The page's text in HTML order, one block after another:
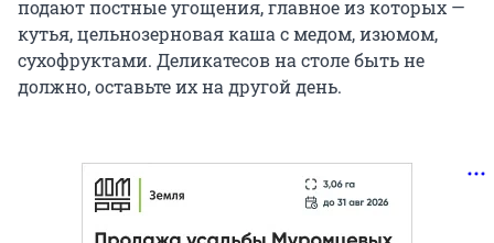
подают постные угощения, главное из которых —
кутья, цельнозерновая каша с медом, изюмом,
сухофруктами. Деликатесов на столе быть не
должно, оставьте их на другой день.